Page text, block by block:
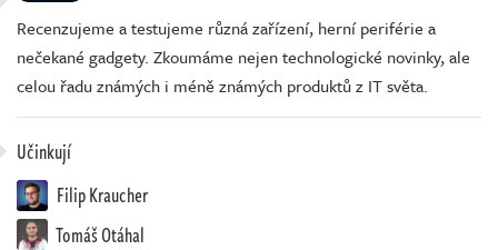
Recenzujeme a testujeme různá zařízení, herní periférie a
nečekané gadgety. Zkoumáme nejen technologické novinky, ale
celou řadu známých i méně známých produktů z IT světa.
Učinkují
Filip Kraucher
Tomáš Otáhal